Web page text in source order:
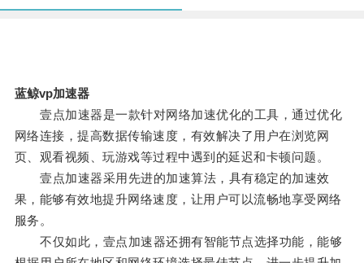
蓝鲸vp加速器
壹点加速器是一款针对网络加速优化的工具，通过优化
网络连接，提高数据传输速度，有效解决了用户在浏览网
页、观看视频、玩游戏等过程中遇到的延迟和卡顿问题。
壹点加速器采用先进的加速算法，具有稳定的加速效
果，能够有效地提升网络速度，让用户可以流畅地享受网络
服务。
不仅如此，壹点加速器还拥有智能节点选择功能，能够